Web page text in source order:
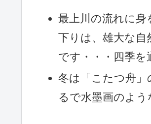
最上川の流れに
下りは、雄大な自
です・・・四季を
冬は「こたつ舟」
るで水墨画のよう